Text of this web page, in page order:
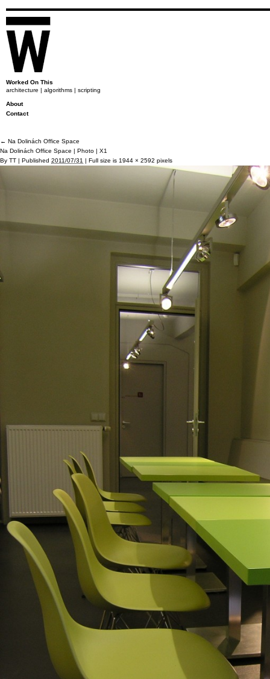
Worked On This
architecture | algorithms | scripting
About
Contact
← Na Dolinách Office Space
Na Dolinách Office Space | Photo | X1
By TT | Published 2011/07/31 | Full size is 1944 × 2592 pixels